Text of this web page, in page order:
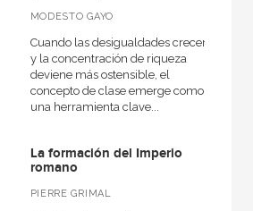
crítico
MODESTO GAYO
Cuando las desigualdades crecen
y la concentración de riqueza
deviene más ostensible, el
concepto de clase emerge como
una herramienta clave...
La formación del Imperio
romano
PIERRE GRIMAL